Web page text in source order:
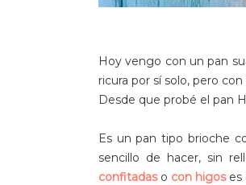
Hoy vengo con un pan
ricura por sí solo, pero
Desde que probé el pan
Es un pan tipo brioche
sencillo de hacer, sin
confitadaso con higoses